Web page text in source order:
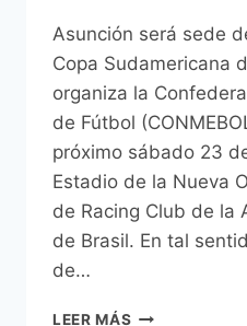
Asunción será sede
Copa Sudamericana
organiza la
de Fútbol
próximo sábado 23
Estadio de la Nueva
de Racing Club de la
de Brasil. En tal
de…
LEER MÁS ASUNCIÓN